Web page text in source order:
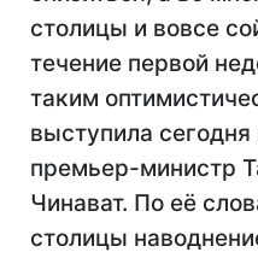
столицы и вовсе
течение первой
таким
выступила сегодня
премьер-министр
Чинават. По её
столицы